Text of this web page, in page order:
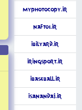
MyPhotoCopy.ir
Naft01.ir
iBilyard.ir
iRingSport.ir
iBaseBall.ir
iSanandaj.ir